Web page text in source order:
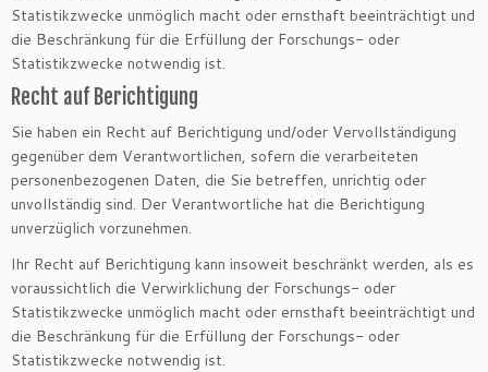
Statistikzwecke unmöglich macht oder ernsthaft beeinträchtigt und
die Beschränkung für die Erfüllung der Forschungs- oder
Statistikzwecke notwendig ist.
Recht auf Berichtigung
Sie haben ein Recht auf Berichtigung und/oder Vervollständigung
gegenüber dem Verantwortlichen, sofern die verarbeiteten
personenbezogenen Daten, die Sie betreffen, unrichtig oder
unvollständig sind. Der Verantwortliche hat die Berichtigung
unverzüglich vorzunehmen.
Ihr Recht auf Berichtigung kann insoweit beschränkt werden, als es
voraussichtlich die Verwirklichung der Forschungs- oder
Statistikzwecke unmöglich macht oder ernsthaft beeinträchtigt und
die Beschränkung für die Erfüllung der Forschungs- oder
Statistikzwecke notwendig ist.